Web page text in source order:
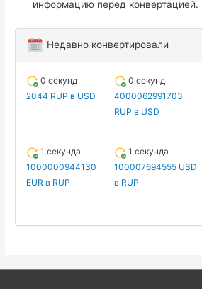
информацию перед конвертацией.
Недавно конвертировали
0 секунд
2044 RUP в USD
0 секунд
4000062991703
RUP в USD
1 секунда
1000000944130
EUR в RUP
1 секунда
100007694555 USD
в RUP